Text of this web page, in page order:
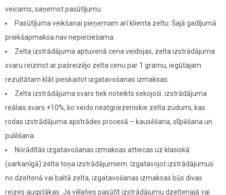
veicams, saņemot pasūtījumu.
Pasūtījuma veikšanai pieņemam arī klienta zeltu. Šajā gadījumā
priekšapmaksa nav nepieciešama.
Zelta izstrādājuma aptuvenā cena veidojas, zelta izstrādājuma
svaru reizinot ar pašreizējo zelta cenu par 1 gramu, iegūtajam
rezultātam klāt pieskaitot izgatavošanas izmaksas.
Zelta izstrādājuma svars tiek noteikts sekojoši: izstrādājuma
reālais svars +10%, ko veido neatgriezeniskie zelta zudumi, kas
rodas izstrādājuma apstrādes procesā – kausēšana, slīpēšana un
pulēšana.
Norādītās izgatavošanas izmaksas attiecas uz klasiskā
(sarkanīgā) zelta toņa izstrādājumiem. Izgatavojot izstrādājumus
no dzeltenā vai baltā zelta, izgatavošanas izmaksas būs divas
reizes augstākas. Ja vēlaties pasūtīt izstrādājumu dzeltenajā vai